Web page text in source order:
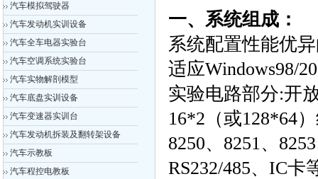
汽车模拟驾驶器
汽车发动机实训设备
汽车全车电器实验台
汽车空调系统实验台
汽车实物解剖模型
汽车底盘实训设备
汽车变速器实训台
汽车发动机拆装及翻转架设备
汽车示教板
汽车程控电教板
一、系统组成：
系统配置性能优
适应Windows98/
实验电路部分:开
16*2（或128*64
8250、8251、
RS232/485、IC